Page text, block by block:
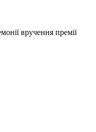
вручення премії